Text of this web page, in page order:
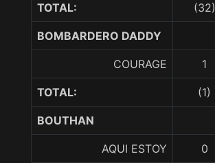
TOTAL: (32)
BOMBARDERO DADDY
COURAGE 1
TOTAL: (1)
BOUTHAN
AQUI ESTOY 0